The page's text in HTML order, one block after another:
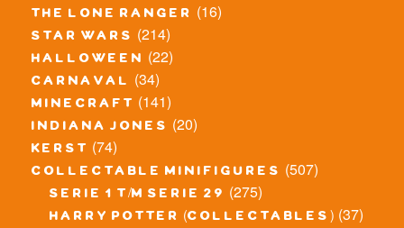
the lone ranger (16)
star wars (214)
halloween (22)
carnaval (34)
minecraft (141)
indiana jones (20)
kerst (74)
collectable minifigures (507)
serie 1 t/m serie 29 (275)
harry potter (collectables) (37)